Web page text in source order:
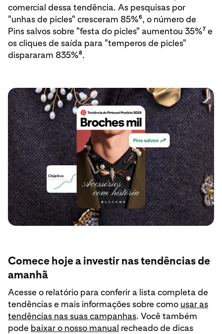
comercial dessa tendência. As pesquisas por
"unhas de picles" cresceram 85%6, o número de
Pins salvos sobre "festa do picles" aumentou 35%7 e
os cliques de saída para "temperos de picles"
dispararam 835%8.
Comece hoje a investir nas tendências de
amanhã
Acesse o relatório para conferir a lista completa de
tendências e mais informações sobre como usar as
tendências nas suas campanhas. Você também
pode baixar o nosso manual recheado de dicas